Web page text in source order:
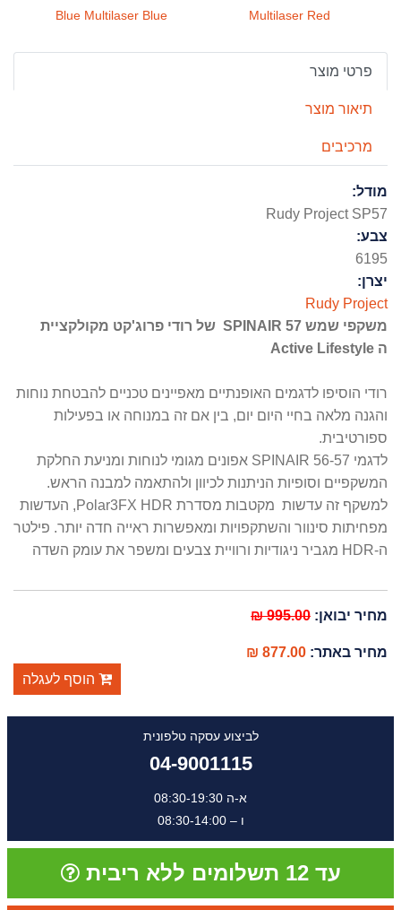
Multilaser Red
Blue Multilaser Blue
פרטי מוצר
תיאור מוצר
מרכיבים
מודל:
Rudy Project SP57
צבע:
6195
יצרן:
Rudy Project
משקפי שמש SPINAIR 57 של רודי פרוג'קט מקולקציית
Active Lifestyle
רודי הוסיפו לדגמים האופנתיים מאפיינים טכניים להבטחת נוחות
והגנה מלאה בחיי היום יום, בין אם זה במנוחה או בפעילות
ספורטיבית.
לדגמי SPINAIR 56-57 אפונים מגומי לנוחות ומניעת החלקת
המשקפיים וסופיות הניתנות לכיוון ולהתאמה למבנה הראש.
למשקף זה עדשות מקטבות מסדרת Polar3FX HDR, העדשות
מפחיתות סינוור והשתקפויות ומאפשרות ראייה חדה יותר. פילטר
מחיר יבואן:995.00 ₪
מחיר באתר:877.00 ₪
הוסף לעגלה
לביצוע עסקה טלפונית
04-9001115
א-ה 08:30-19:30
ו – 08:30-14:00
עד 12 תשלומים ללא ריבית